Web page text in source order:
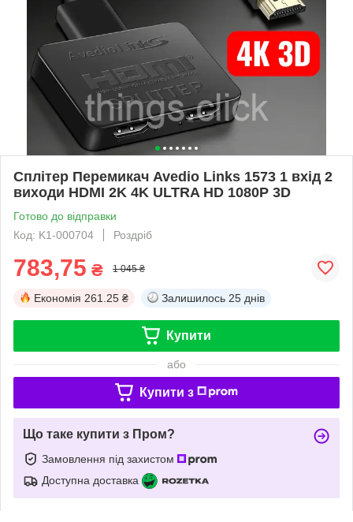
Сплітер Перемикач Avedio Links 1573 1 вхід 2
виходи HDMI 2K 4K ULTRA HD 1080P 3D
Готово до відправки
Код: K1-000704
Роздріб
783,75 ₴ 1 045 ₴
Економія 261.25 ₴ Залишилось 25 днів
Купити
або
Купити з
Що таке купити з Пром?
Замовлення під захистом
Доступна доставка